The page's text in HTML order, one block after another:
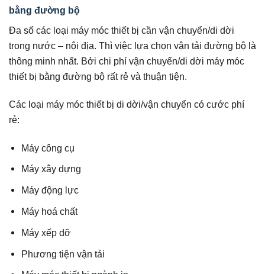
bằng đường bộ
Đa số các loại máy móc thiết bị cần vận chuyển/di dời
trong nước – nội địa. Thì việc lựa chọn vận tải đường bộ là
thông minh nhất. Bởi chi phí vận chuyển/di dời máy móc
thiết bị bằng đường bộ rất rẻ và thuận tiện.
Các loại máy móc thiết bị di dời/vận chuyển có cước phí
rẻ:
Máy công cụ
Máy xây dựng
Máy động lực
Máy hoá chất
Máy xếp dỡ
Ph­ương tiện vận tải